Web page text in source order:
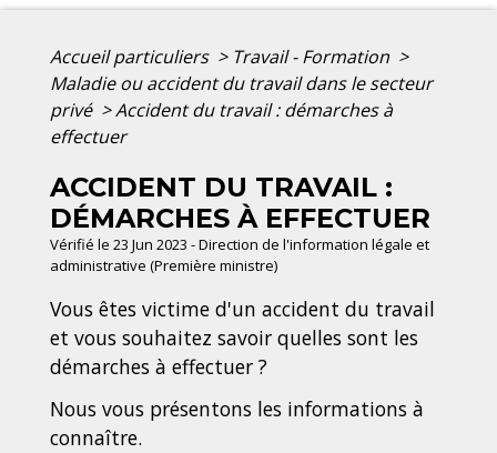
Accueil particuliers > Travail - Formation >
Maladie ou accident du travail dans le secteur
privé >Accident du travail : démarches à
effectuer
ACCIDENT DU TRAVAIL :
DÉMARCHES À EFFECTUER
Vérifié le 23 Jun 2023 - Direction de l'information légale et
administrative (Première ministre)
Vous êtes victime d'un accident du travail
et vous souhaitez savoir quelles sont les
démarches à effectuer ?
Nous vous présentons les informations à
connaître.